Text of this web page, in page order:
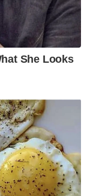
She Looks